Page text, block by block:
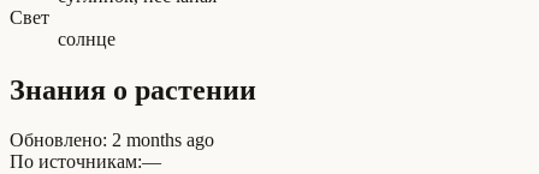
Свет
солнце
Знания о растении
Обновлено: 2 months ago
По источникам:—